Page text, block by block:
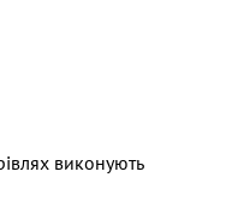
виконують